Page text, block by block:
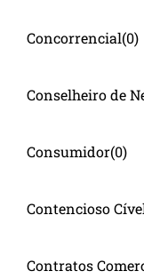
Concorrencial(0)
Conselheiro de
Consumidor(0)
Contencioso
Contratos